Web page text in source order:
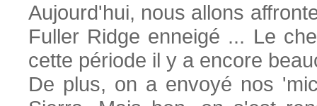
Aujourd'hui, nous allons
Fuller Ridge enneigé ... Le
cette période il y a encore
De plus, on a envoyé nos